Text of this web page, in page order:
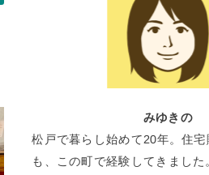
みゆきの
松戸で暮らし始めて20年。住宅
も、この町で経験してきました